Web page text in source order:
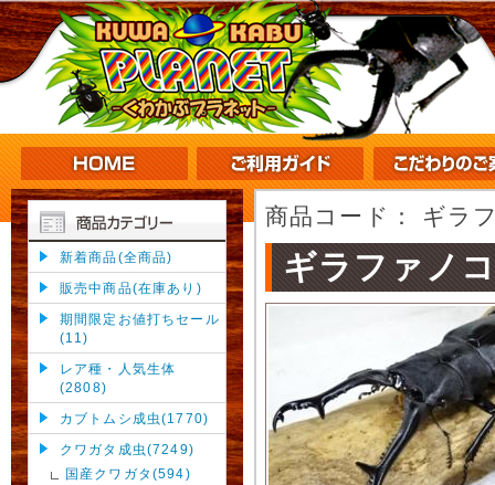
新着商品(全商品)
販売中商品(在庫あり)
期間限定お値打ちセール
(11)
レア種・人気生体
(2808)
カブトムシ成虫(1770)
クワガタ成虫(7249)
国産クワガタ(594)
商品コード： ギラ
ギラファノ